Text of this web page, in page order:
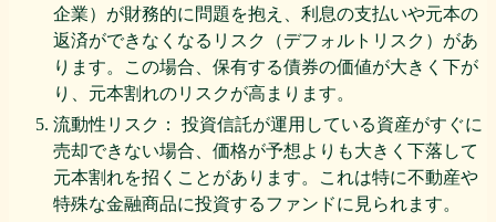
企業）が財務的に問題を抱え、利息の支払いや元本の
返済ができなくなるリスク（デフォルトリスク）があ
ります。この場合、保有する債券の価値が大きく下が
り、元本割れのリスクが高まります。
流動性リスク： 投資信託が運用している資産がすぐに
売却できない場合、価格が予想よりも大きく下落して
元本割れを招くことがあります。これは特に不動産や
特殊な金融商品に投資するファンドに見られます。